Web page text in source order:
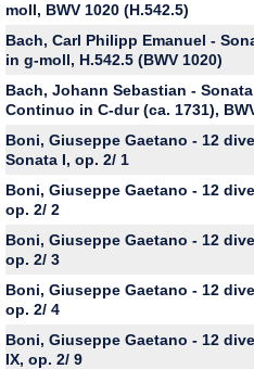
moll, BWV 1020 (H.542.5)
Bach, Carl Philipp Emanuel -
in g-moll, H.542.5 (BWV 1020)
Bach, Johann Sebastian -
Continuo in C-dur (ca. 1731),
Boni, Giuseppe Gaetano - 12
Sonata I, op. 2/ 1
Boni, Giuseppe Gaetano - 12
op. 2/ 2
Boni, Giuseppe Gaetano - 12
op. 2/ 3
Boni, Giuseppe Gaetano - 12
op. 2/ 4
Boni, Giuseppe Gaetano - 12
IX, op. 2/ 9